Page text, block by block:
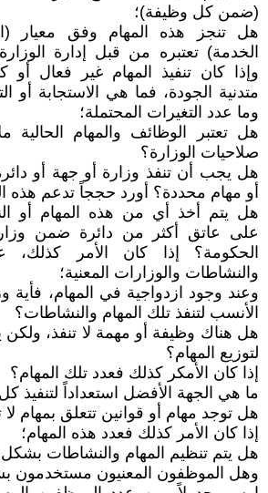
(ضمن كل وظيفة)؛
هل تنجز هذه المهام وفق معيار
الخدمة) تعتبره من قبل إدارة
وإذا كان تنفيذ المهام غير فعال
متدنية الجودة، فما هي الاستجابة أو
وما عدد التغيرات المحتملة؛
هل تعتبر الوظائف والمهام الحالية
صلاحيات الوزارة؟
هل يجب أن تنفذ وزارة أو جهة أو
أو مهام محددة؟ أورد حججاً تدعم هذه
هل يتم أخذ أي من هذه المهام أو
على عاتق أكثر من دائرة ضمن
الحكومة؟ إذا كان الأمر كذلك،
والنشاطات والوزارات المعنية؛
وعند وجود ازدواجية في المهام، فأية
الأنسب لتنفذ تلك المهام والنشاطات؟
هل هناك وظيفة أو مهمة لا تنفذ، ولكن
لتوزيع المهام؟
إذا كان الأمكر كذلك فعدد تلك المهام؟
ما هي الجهة الأفضل استعداداً لتنفيذ
هل توجد مهام أو قوانين تتعلق بمهام لا
إذا كان الأمر كذلك فعدد هذه المهام؛
هل يتم تنظيم المهام والنشاطات
وهل الموظفون المعنيون مستخدمون